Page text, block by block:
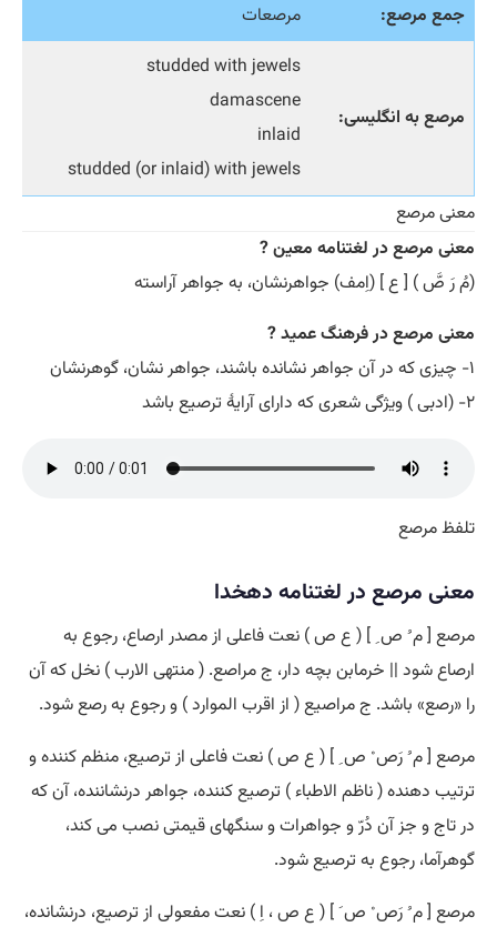
جمع مرصع:
مرصعات
مرصع به انگلیسی:
studded with jewels
damascene
inlaid
studded (or inlaid) with jewels
معنی مرصع
معنی مرصع در لغتنامه معین ?
(مُ رَ صَّ ) [ ع ] (اِمف) جواهرنشان، به جواهر آراسته
معنی مرصع در فرهنگ عمید ?
۱- چیزی که در آن جواهر نشانده باشند، جواهر نشان، گوهرنشان
۲- (ادبی ) ویژگی شعری که دارای آرایۀ ترصیع باشد
تلفظ مرصع
معنی مرصع در لغتنامه دهخدا
مرصع [ م ُ ص ِ ] ( ع ص ) نعت فاعلی از مصدر ارصاع، رجوع به
ارصاع شود || خرمابن بچه دار، ج مراصع. ( منتهی الارب ) نخل که آن
را «رصع» باشد. ج مراصیع ( از اقرب الموارد ) و رجوع به رصع شود.
مرصع [ م ُ رَص ْ ص ِ ] ( ع ص ) نعت فاعلی از ترصیع، منظم کننده و
ترتیب دهنده ( ناظم الاطباء ) ترصیع کننده، جواهر درنشاننده، آن که
در تاج و جز آن دُرّ و جواهرات و سنگهای قیمتی نصب می کند،
گوهرآما، رجوع به ترصیع شود.
مرصع [ م ُ رَص ْ ص َ ] ( ع ص ، اِ ) نعت مفعولی از ترصیع، درنشانده،